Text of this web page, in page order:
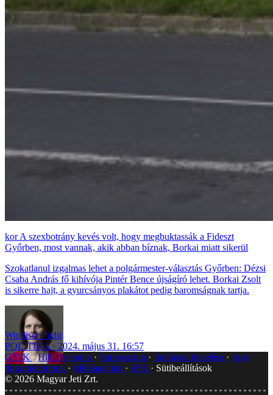
A szexbotrány kevés volt, hogy megbuktassák a Fideszt
Győrben, most vannak, akik abban bíznak, Borkai miatt sikerül
Szokatlanul izgalmas lehet a polgármester-választás Győrben: Dézsi
Csaba András fő kihívója Pintér Bence újságíró lehet. Borkai Zsolt
is sikerre hajt, a gyurcsányos plakátot pedig baromságnak tartja.
Windisch Judit
POLITIKA
2024. május 31. 16:57
GYIK Hibát jelentek Impresszum Javítások kezelése
Jogi
dokumentumok
Médiaajánlat RSS
Sütibeállítások
© 2026 Magyar Jeti Zrt.